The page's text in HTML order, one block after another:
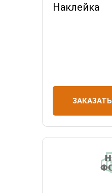
Наклейка
ЗАКАЗАТЬ